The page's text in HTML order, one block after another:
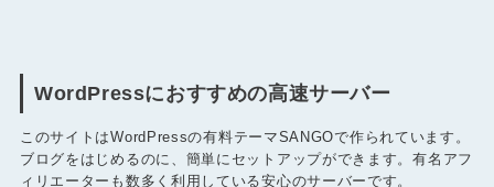
WordPressにおすすめの高速サーバー
このサイトはWordPressの有料テーマSANGOで作られています。
ブログをはじめるのに、簡単にセットアップができます。有名アフ
ィリエーターも数多く利用している安心のサーバーです。